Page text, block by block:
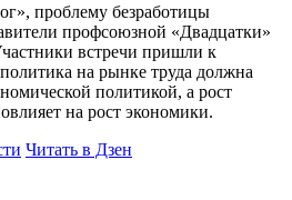
проблему безработицы
профсоюзной «Двадцатки»
встречи пришли к
на рынке труда должна
политикой, а рост
на рост экономики.
Читать в Дзен